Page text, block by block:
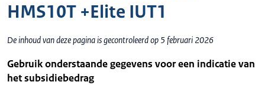
HMS10T +Elite IUT1
De inhoud van deze pagina is gecontroleerd op 5 februari 2026
Gebruik onderstaande gegevens voor een indicatie van
het subsidiebedrag